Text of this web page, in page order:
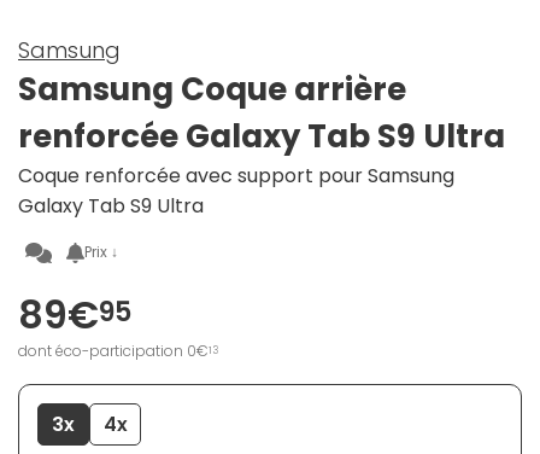
Samsung
Samsung Coque arrière
renforcée Galaxy Tab S9 Ultra
Coque renforcée avec support pour Samsung
Galaxy Tab S9 Ultra
Prix ↓
89€95
dont éco-participation 0€13
3x
4x